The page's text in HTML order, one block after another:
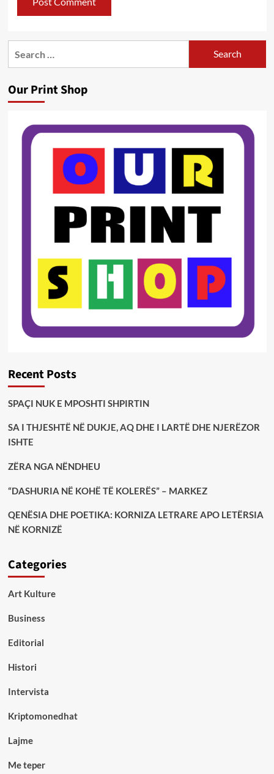
Our Print Shop
Recent Posts
SPAÇI NUK E MPOSHTI SHPIRTIN
SA I THJESHTË NË DUKJE, AQ DHE I LARTË DHE NJERËZOR
ISHTE
ZËRA NGA NËNDHEU
“DASHURIA NË KOHË TË KOLERËS” – MARKEZ
QENËSIA DHE POETIKA: KORNIZA LETRARE APO LETËRSIA
NË KORNIZË
Categories
Art Kulture
Business
Editorial
Histori
Intervista
Kriptomonedhat
Lajme
Me teper